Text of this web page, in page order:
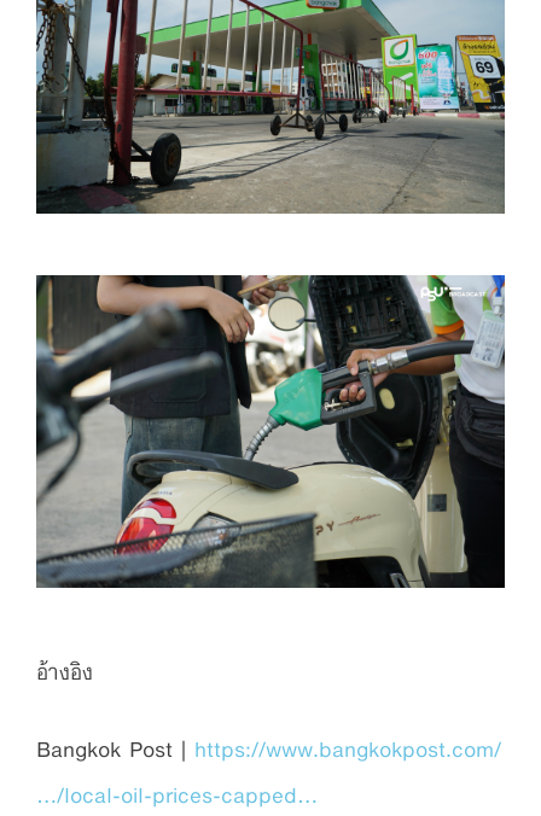
อ้างอิง
Bangkok Post | https://www.bangkokpost.com/
…/local-oil-prices-capped…